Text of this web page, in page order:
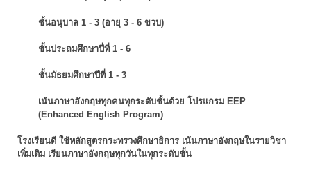
ชั้นอนุบาล 1 - 3 (อายุ 3 - 6 ขวบ)
ชั้นประถมศึกษาปี่ที่ 1 - 6
ชั้นมัธยมศึกษาปีที่ 1 - 3
เน้นภาษาอังกฤษทุกคนทุกระดับชั้นด้วย โปรแกรม EEP
(Enhanced English Program)
โรงเรียนดี ใช้หลักสูตรกระทรวงศึกษาธิการ เน้นภาษาอังกฤษในรายวิชา
เพิ่มเติม เรียนภาษาอังกฤษทุกวันในทุกระดับชั้น